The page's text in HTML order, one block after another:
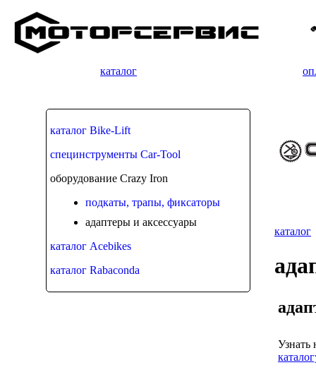
каталог
каталог Bike-Lift
специнструменты Car-Tool
оборудование Crazy Iron
подкаты, трапы, фиксаторы
адаптеры и аксессуары
каталог Acebikes
каталог Rabaconda
каталог
Узнать